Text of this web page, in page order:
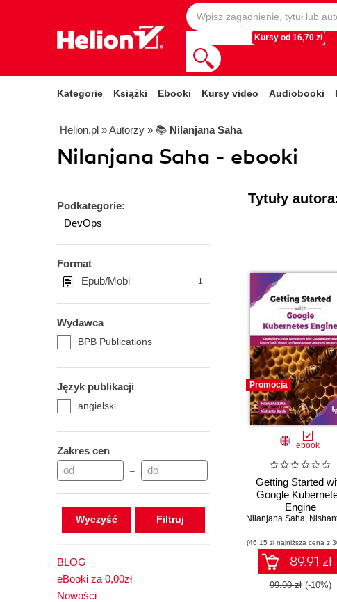
Kursy od 16,70 zł
Kategorie Książki Ebooki Kursy video Audiobooki
Helion.pl » Autorzy » 📚 Nilanjana Saha
Nilanjana Saha - ebooki
Podkategorie:
DevOps
Format
Epub/Mobi
1
Wydawca
BPB Publications
Język publikacji
angielski
Zakres cen
–
Wyczyść
BLOG
eBooki za 0,00zł
Nowości
Tytuły
Promocja
ebook
Getting Started
Google
Engine
Nilanjana Saha, Nishanta
(46,15 zł najniższa cena z
89.91 zł
99.90 zł (-10%)